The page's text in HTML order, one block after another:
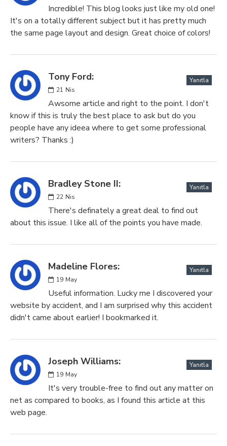
Incredible! This blog looks just like my old one!
It's on a totally different subject but it has pretty much
the same page layout and design. Great choice of colors!
Tony Ford:
21 Nis
Yanıtla
Awsome article and right to the point. I don't
know if this is truly the best place to ask but do you
people have any ideea where to get some professional
writers? Thanks :)
Bradley Stone II:
22 Nis
Yanıtla
There's definately a great deal to find out
about this issue. I like all of the points you have made.
Madeline Flores:
19 May
Yanıtla
Useful information. Lucky me I discovered your
website by accident, and I am surprised why this accident
didn't came about earlier! I bookmarked it.
Joseph Williams:
19 May
Yanıtla
It's very trouble-free to find out any matter on
net as compared to books, as I found this article at this
web page.